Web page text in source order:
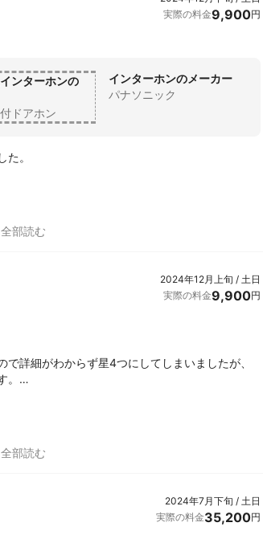
実際の料金9,900円
ンターホンの
ドアホン
インターホンのメーカー
パナソニック
。
2024年12月上旬 / 土日
実際の料金9,900円
詳細がわからず星4つにしてしまいましたが、
2024年7月下旬 / 土日
実際の料金35,200円